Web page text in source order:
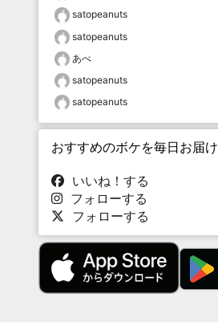
satopeanuts
satopeanuts
あべ
satopeanuts
satopeanuts
おすすめのボケを毎日お届け
いいね！する
フォローする
フォローする